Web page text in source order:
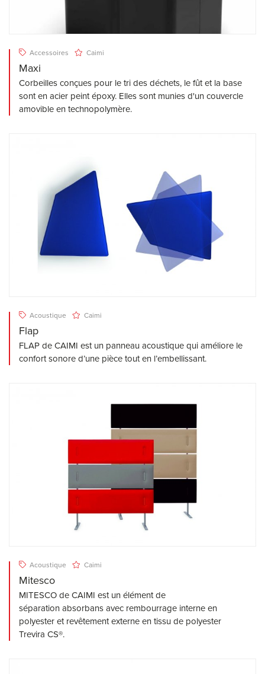
Accessoires Caimi
Maxi
Corbeilles conçues pour le tri des déchets, le fût et la base
sont en acier peint époxy. Elles sont munies d'un couvercle
amovible en technopolymère.
Acoustique Caimi
Flap
FLAP de CAIMI est un panneau acoustique qui améliore le
confort sonore d’une pièce tout en l’embellissant.
Acoustique Caimi
Mitesco
MITESCO de CAIMI est un élément de
séparation absorbans avec rembourrage interne en
polyester et revêtement externe en tissu de polyester
Trevira CS®.